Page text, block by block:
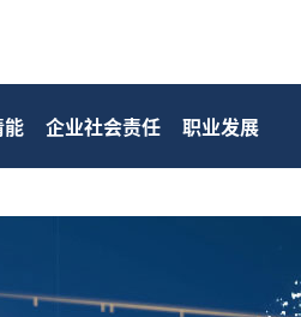
能 企业社会责任 职业发展